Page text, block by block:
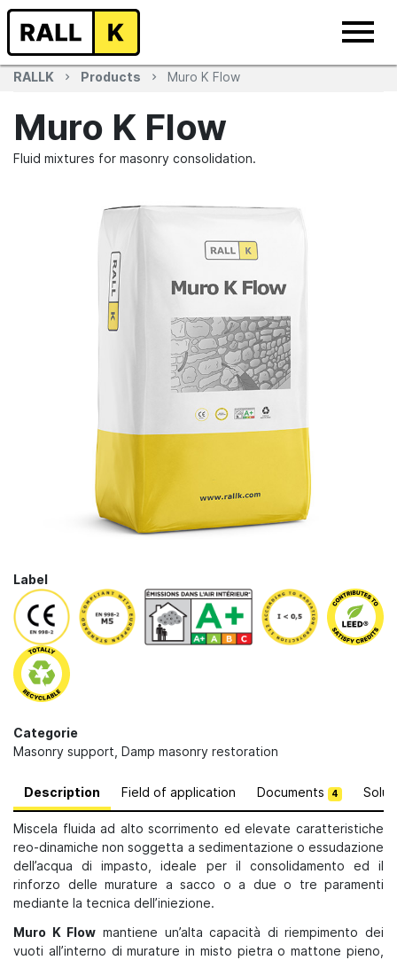
RALLK Products Muro K Flow
Muro K Flow
Fluid mixtures for masonry consolidation.
Description Field of application Documents 4
Miscela fluida ad alto scorrimento ed elevate caratteristiche
reo-dinamiche non soggetta a sedimentazione o essudazione
dell’acqua di impasto, ideale per il consolidamento ed il
rinforzo delle murature a sacco o a due o tre paramenti
mediante la tecnica dell’iniezione.
Muro K Flow mantiene un’alta capacità di riempimento dei
vuoti all’interno di murature in misto pietra o mattone pieno,
Label
Categorie
Masonry support Damp masonry restoration